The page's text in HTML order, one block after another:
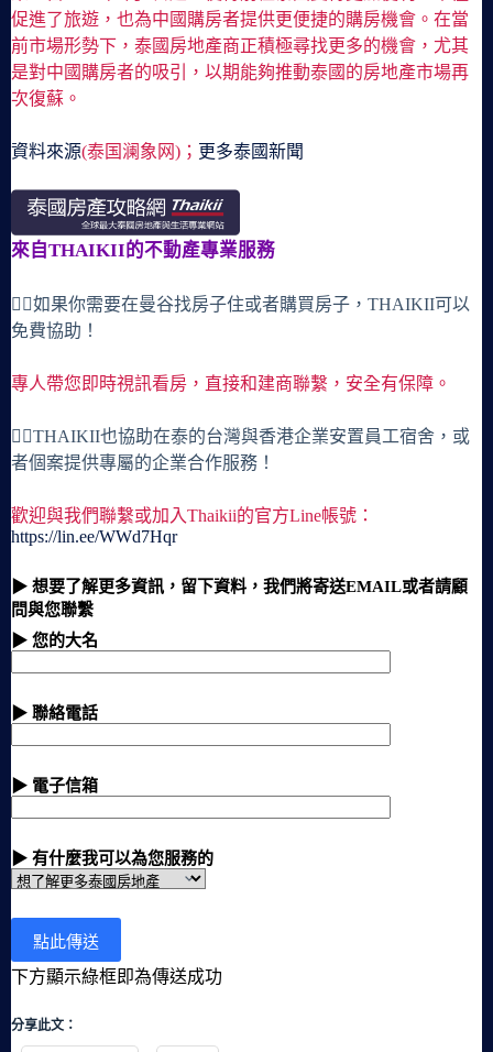
促進了旅遊，也為中國購房者提供更便捷的購房機會。在當
前市場形勢下，泰國房地產商正積極尋找更多的機會，尤其
是對中國購房者的吸引，以期能夠推動泰國的房地產市場再
次復蘇。
資料來源(泰国澜象网)； 更多泰國新聞
來自THAIKII的不動產專業服務
🙋‍♀️如果你需要在曼谷找房子住或者購買房子，THAIKII可以
免費協助！
專人帶您即時視訊看房，直接和建商聯繫，安全有保障。
🙋‍♀️THAIKII也協助在泰的台灣與香港企業安置員工宿舍，或
者個案提供專屬的企業合作服務！
歡迎與我們聯繫或加入Thaikii的官方Line帳號：
https://lin.ee/WWd7Hqr
▶ 想要了解更多資訊，留下資料，我們將寄送EMAIL或者請顧
問與您聯繫
▶ 您的大名
▶ 聯絡電話
▶ 電子信箱
▶ 有什麼我可以為您服務的
下方顯示綠框即為傳送成功
分享此文：